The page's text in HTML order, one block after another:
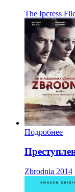
The Ipcress
Подробнее
Zbrodnia 2014